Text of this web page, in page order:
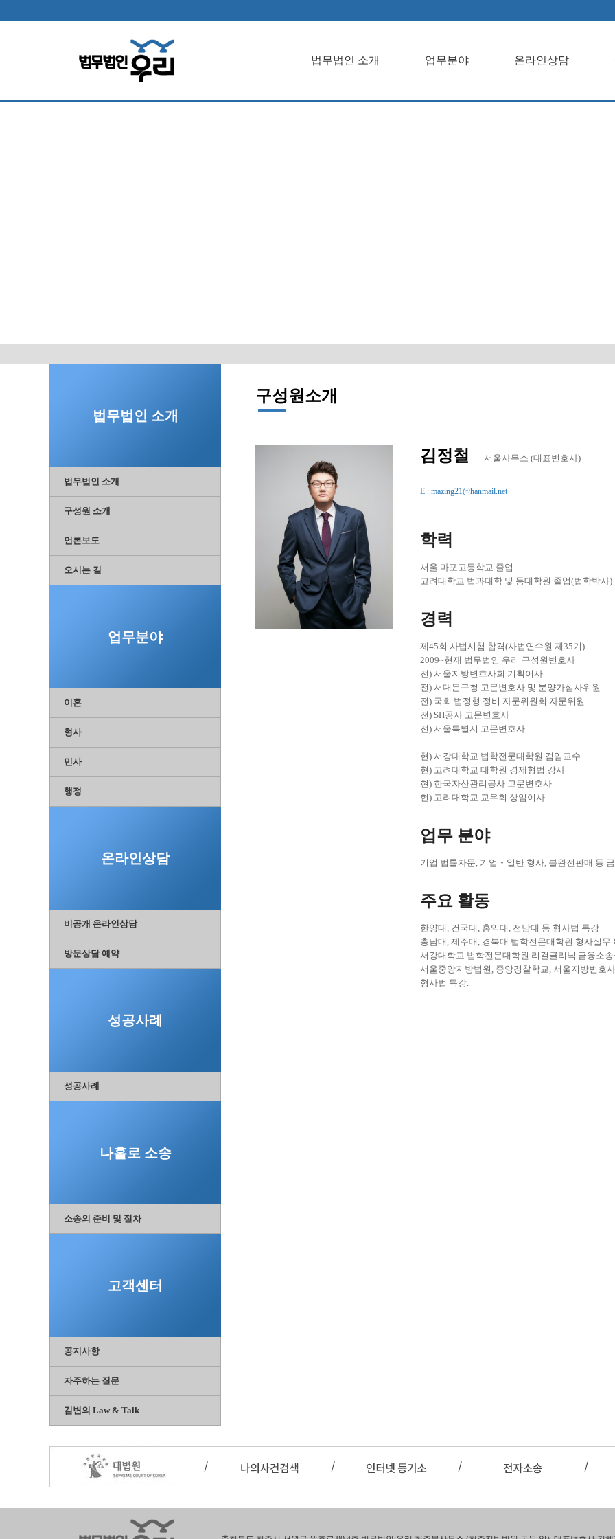
법무법인 소개 업무분야 온라인상담
법무법인 소개
법무법인 소개
구성원 소개
언론보도
오시는 길
업무분야
이혼
형사
민사
행정
온라인상담
비공개 온라인상담
방문상담 예약
성공사례
성공사례
나홀로 소송
소송의 준비 및 절차
고객센터
공지사항
자주하는 질문
김변의 Law & Talk
법무법인 소개업무분야온라
구성원소개
김정철 서울사무소 (대표변호사)
E : mazing21@hanmail.net
학력
서울 마포고등학교 졸업
고려대학교 법과대학 및 동대학원 졸업(법학박사)
경력
제45회 사법시험 합격(사법연수원 제35기)
2009~현재 법무법인 우리 구성원변호사
전) 서울지방변호사회 기획이사
전) 서대문구청 고문변호사 및 분양가심사위원
전) 국회 법정형 정비 자문위원회 자문위원
전) SH공사 고문변호사
전) 서울특별시 고문변호사
현) 서강대학교 법학전문대학원 겸임교수
현) 고려대학교 대학원 경제형법 강사
현) 한국자산관리공사 고문변호사
현) 고려대학교 교우회 상임이사
업무 분야
기업 법률자문, 기업‧일반 형사, 불완전판매 등
주요 활동
한양대, 건국대, 홍익대, 전남대 등 형사법 특강
충남대, 제주대, 경북대 법학전문대학원 형사실무
서강대학교 법학전문대학원 리걸클리닉 금융소
서울중앙지방법원, 중앙경찰학교, 서울지방변호
형사법 특강.